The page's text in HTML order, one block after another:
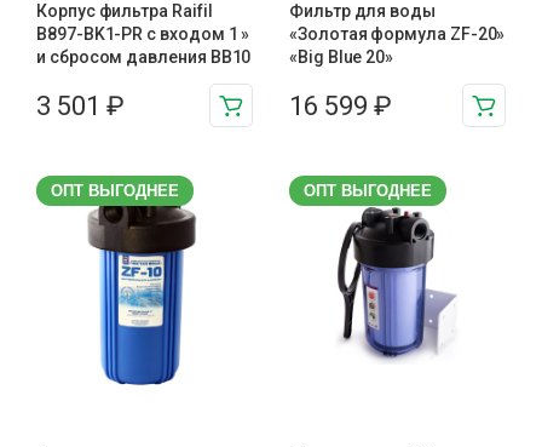
Корпус фильтра Raifil
B897-BK1-PR с входом 1 »
и сбросом давления BB10
3 501 ₽
Фильтр для воды
«Золотая формула ZF-20»
«Big Blue 20»
16 599 ₽
ОПТ ВЫГОДНЕЕ ОПТ ВЫГОДНЕЕ